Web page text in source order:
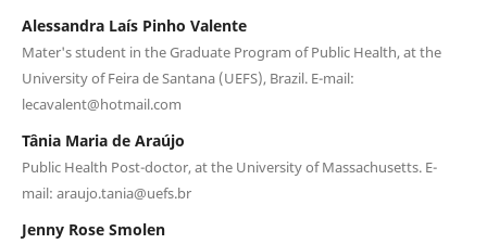
Alessandra Laís Pinho Valente
Mater's student in the Graduate Program of Public Health, at the
University of Feira de Santana (UEFS), Brazil. E-mail:
lecavalent@hotmail.com
Tânia Maria de Araújo
Public Health Post-doctor, at the University of Massachusetts. E-
mail: araujo.tania@uefs.br
Jenny Rose Smolen